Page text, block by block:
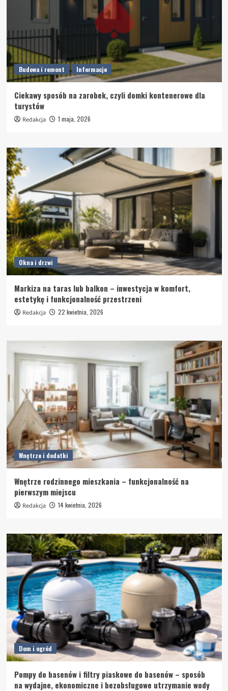
Budowa i remont Informacje
Ciekawy sposób na zarobek, czyli domki kontenerowe dla
turystów
Redakcja 1 maja, 2026
Okna i drzwi
Markiza na taras lub balkon – inwestycja w komfort,
estetykę i funkcjonalność przestrzeni
Redakcja 22 kwietnia, 2026
Wnętrze i dodatki
Wnętrze rodzinnego mieszkania – funkcjonalność na
pierwszym miejscu
Redakcja 14 kwietnia, 2026
Dom i ogród
Pompy do basenów i filtry piaskowe do basenów – sposób
na wydajne, ekonomiczne i bezobsługowe utrzymanie wody